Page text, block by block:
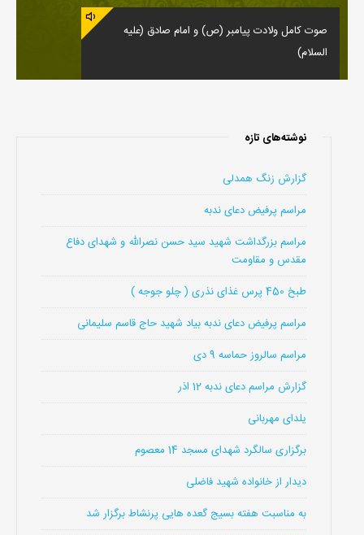
صوت کامل ولادت پیامبر (ص) و امام صادق (علیه
السلام)
نوشته‌های تازه
گزارش زنگ همدلی
مراسم پرفیض دعای ندبه
مراسم بزرگداشت شهید سید حسن نصرالله و شهدای دفاع
مقدس و مقاومت
طبخ 450 پرس غذای نذری ( چلو جوجه )
مراسم پرفیض دعای ندبه بیاد شهید حاج قاسم سلیمانی
مراسم سالروز حماسه 9 دی
گزارش مراسم دعای ندبه 12 اذر
یلدای مهربانی
برگزاری سالگرد شهدای مسجد 14 معصوم
دیدار از خانواده شهید فاضلی
به مناسبت هفته بسیج گعده هایی پرنشاط برگزار شد